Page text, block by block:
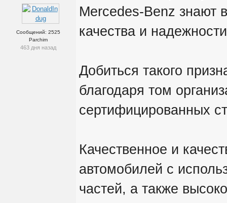
Сообщений: 2525
Parchim
463 дня назад
Mercedes-Benz знают
качества и
Добиться такого
благодаря том
сертифицированных
Качественное и
автомобилей с
частей, а также